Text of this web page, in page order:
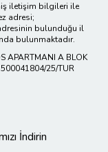
iletişim bilgileri ile
adresi;
bulunduğu il
bulunmaktadır.
APARTMANI A BLOK
25/TUR
İndirin